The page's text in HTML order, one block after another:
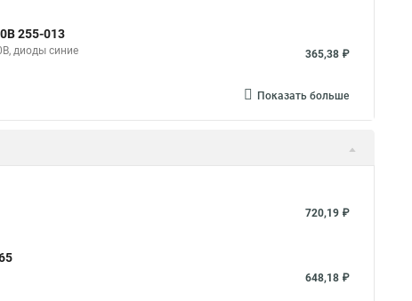
255-013
диоды синие 365,38 ₽
Показать больше
720,19 ₽
648,18 ₽